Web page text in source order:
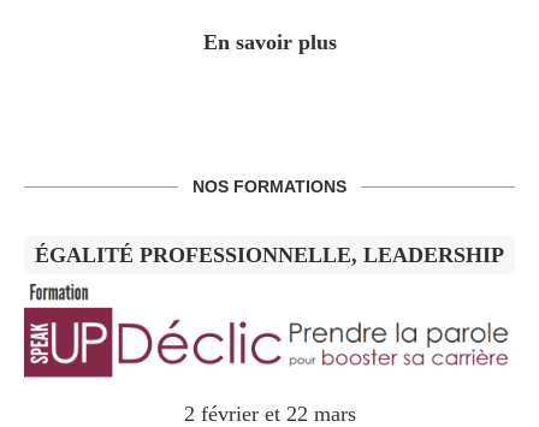
En savoir plus
NOS FORMATIONS
ÉGALITÉ PROFESSIONNELLE, LEADERSHIP
2 février et 22 mars